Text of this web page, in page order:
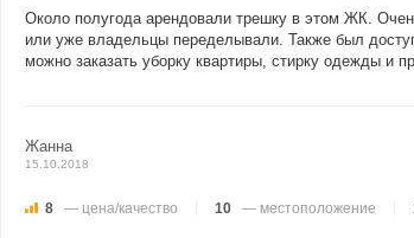
Около полугода арендовали трешку в этом ЖК.
или уже владельцы переделывали. Также был
можно заказать уборку квартиры, стирку одежды и
Жанна
15.10.2018
8 — цена/качество 10 — местоположение